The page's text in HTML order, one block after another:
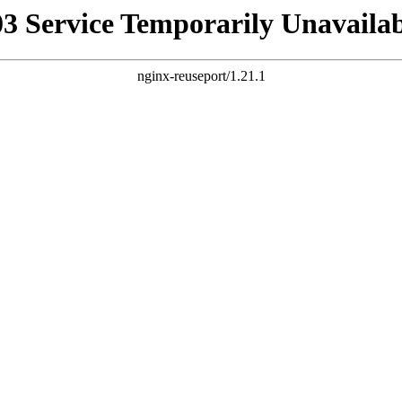
Service Temporarily
nginx-reuseport/1.21.1